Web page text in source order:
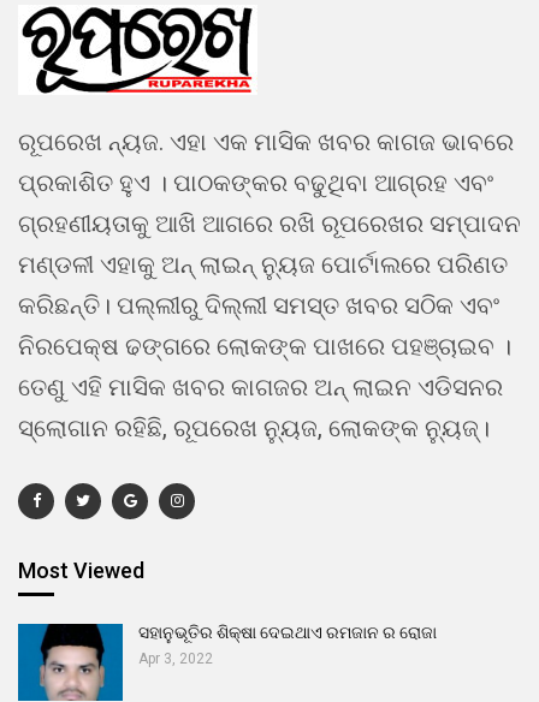
ରୂପରେଖ ନ୍ୟଜ. ଏହା ଏକ ମାସିକ ଖବର କାଗଜ ଭାବରେ
ପ୍ରକାଶିତ ହୁଏ । ପାଠକଙ୍କର ବଢୁଥିବା ଆଗ୍ରହ ଏବଂ
ଗ୍ରହଣୀୟତାକୁ ଆଖି ଆଗରେ ରଖି ରୂପରେଖର ସମ୍ପାଦନ
ମଣ୍ଡଳୀ ଏହାକୁ ଅନ୍ ଲାଇନ୍ ନ୍ୟୁଜ ପୋର୍ଟାଲରେ ପରିଣତ
କରିଛନ୍ତି। ପଲ୍ଲୀରୁ ଦିଲ୍ଲୀ ସମସ୍ତ ଖବର ସଠିକ ଏବଂ
ନିରପେକ୍ଷ ଢଙ୍ଗରେ ଲୋକଙ୍କ ପାଖରେ ପହଞ୍ଚାଇବ ।
ତେଣୁ ଏହି ମାସିକ ଖବର କାଗଜର ଅନ୍ ଲାଇନ ଏଡିସନର
ସ୍ଲୋଗାନ ରହିଛି, ରୂପରେଖ ନ୍ୟୁଜ, ଲୋକଙ୍କ ନ୍ୟୁଜ୍।
Most Viewed
ସହାନୁଭୂତିର ଶିକ୍ଷା ଦେଇଥାଏ ରମଜାନ ର ରୋଜା
Apr 3, 2022